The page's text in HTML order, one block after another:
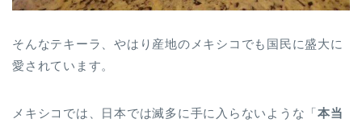
そんなテキーラ、やはり産地のメキシコでも国民に盛大に
愛されています。
メキシコでは、日本では滅多に手に入らないような「本当